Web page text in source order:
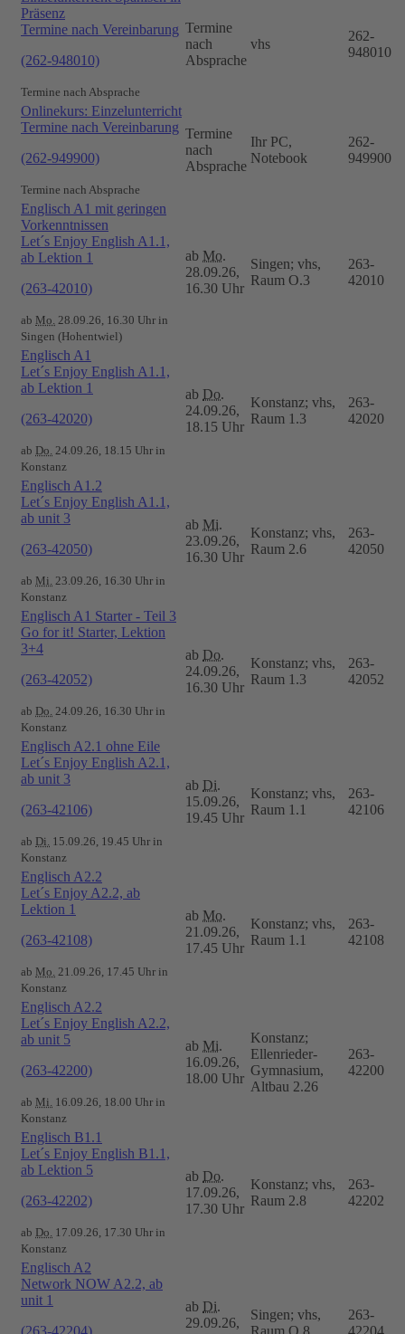
Präsenz
Termine nach Vereinbarung
(262-948010)
Termine nach Absprache
Termine
nach
Absprache
vhs
262-
948010
Onlinekurs: Einzelunterricht
Termine nach Vereinbarung
(262-949900)
Termine nach Absprache
Termine
nach
Absprache
Ihr PC,
Notebook
262-
949900
Englisch A1 mit geringen
Vorkenntnissen
Let´s Enjoy English A1.1,
ab Lektion 1
(263-42010)
ab Mo. 28.09.26, 16.30 Uhr in
Singen (Hohentwiel)
ab Mo.
28.09.26,
16.30 Uhr
Singen; vhs,
Raum O.3
263-
42010
Englisch A1
Let´s Enjoy English A1.1,
ab Lektion 1
(263-42020)
ab Do. 24.09.26, 18.15 Uhr in
Konstanz
ab Do.
24.09.26,
18.15 Uhr
Konstanz; vhs,
Raum 1.3
263-
42020
Englisch A1.2
Let´s Enjoy English A1.1,
ab unit 3
(263-42050)
ab Mi. 23.09.26, 16.30 Uhr in
Konstanz
ab Mi.
23.09.26,
16.30 Uhr
Konstanz; vhs,
Raum 2.6
263-
42050
Englisch A1 Starter - Teil 3
Go for it! Starter, Lektion
3+4
(263-42052)
ab Do. 24.09.26, 16.30 Uhr in
Konstanz
ab Do.
24.09.26,
16.30 Uhr
Konstanz; vhs,
Raum 1.3
263-
42052
Englisch A2.1 ohne Eile
Let´s Enjoy English A2.1,
ab unit 3
(263-42106)
ab Di. 15.09.26, 19.45 Uhr in
Konstanz
ab Di.
15.09.26,
19.45 Uhr
Konstanz; vhs,
Raum 1.1
263-
42106
Englisch A2.2
Let´s Enjoy A2.2, ab
Lektion 1
(263-42108)
ab Mo. 21.09.26, 17.45 Uhr in
Konstanz
ab Mo.
21.09.26,
17.45 Uhr
Konstanz; vhs,
Raum 1.1
263-
42108
Englisch A2.2
Let´s Enjoy English A2.2,
ab unit 5
(263-42200)
ab Mi. 16.09.26, 18.00 Uhr in
Konstanz
ab Mi.
16.09.26,
18.00 Uhr
Konstanz;
Ellenrieder-
Gymnasium,
Altbau 2.26
263-
42200
Englisch B1.1
Let´s Enjoy English B1.1,
ab Lektion 5
(263-42202)
ab Do. 17.09.26, 17.30 Uhr in
Konstanz
ab Do.
17.09.26,
17.30 Uhr
Konstanz; vhs,
Raum 2.8
263-
42202
Englisch A2
Network NOW A2.2, ab
unit 1
ab Di.
29.09.26,
Singen; vhs,
263-